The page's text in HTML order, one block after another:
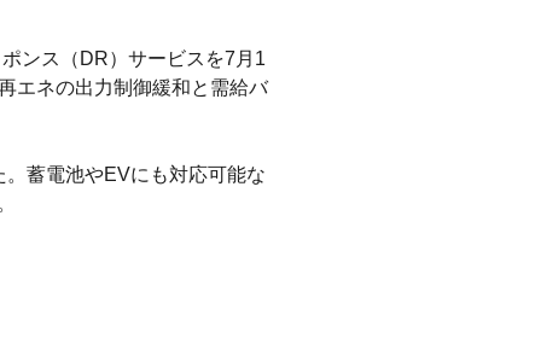
ンス（DR）サービスを7月1
エネの出力制御緩和と需給バ
蓄電池やEVにも対応可能な